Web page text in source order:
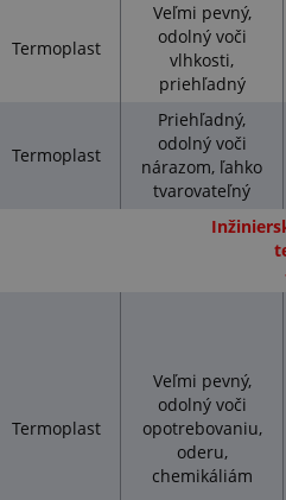
Termoplast
Veľmi pevný,
odolný voči
vlhkosti,
priehľadný
Termoplast
Priehľadný,
odolný voči
nárazom, ľahko
tvarovateľný
Termoplast
Veľmi pevný,
odolný voči
opotrebovaniu,
oderu,
chemikáliám